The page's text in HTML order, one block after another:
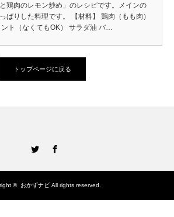
鶏肉のレモン炒め」のレシピです。メインの
ぱりした料理です。 【材料】 鶏肉（もも肉）
ト（なくてもOK） サラダ油 バ…
トップページに戻る
© おかずナビ All rights reserved.